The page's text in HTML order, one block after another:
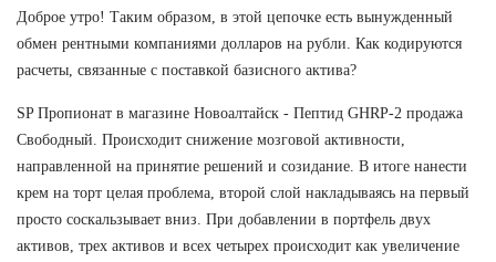
Доброе утро! Таким образом, в этой цепочке есть вынужденный
обмен рентными компаниями долларов на рубли. Как кодируются
расчеты, связанные с поставкой базисного актива?
SP Пропионат в магазине Новоалтайск - Пептид GHRP-2 продажа
Свободный. Происходит снижение мозговой активности,
направленной на принятие решений и созидание. В итоге нанести
крем на торт целая проблема, второй слой накладываясь на первый
просто соскальзывает вниз. При добавлении в портфель двух
активов, трех активов и всех четырех происходит как увеличение